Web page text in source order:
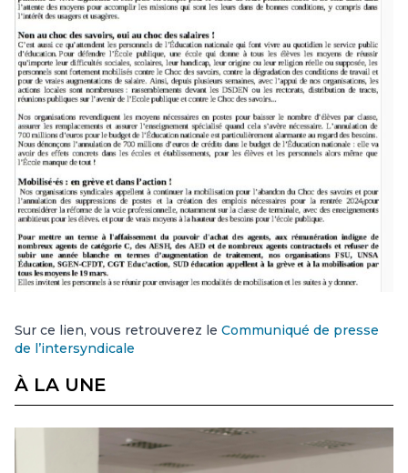
Sur ce lien, vous retrouverez le Communiqué de presse
de l’intersyndicale
À LA UNE